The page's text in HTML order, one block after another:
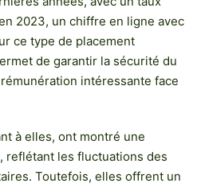
2023, un chiffre en ligne avec
ce type de placement
de garantir la sécurité du
intéressante face
à elles, ont montré une
reflétant les fluctuations des
Toutefois, elles offrent un